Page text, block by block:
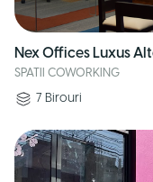
Nex Offices Luxus
SPATII COWORKING
7 Birouri